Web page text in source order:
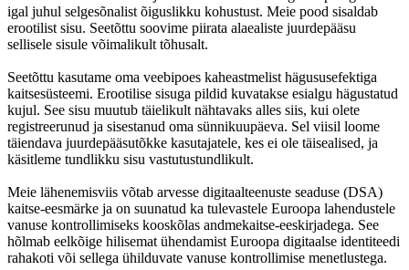
igal juhul selgesõnalist õiguslikku kohustust. Meie pood sisaldab
erootilist sisu. Seetõttu soovime piirata alaealiste juurdepääsu
sellisele sisule võimalikult tõhusalt.
Seetõttu kasutame oma veebipoes kaheastmelist hägususefektiga
kaitsesüsteemi. Erootilise sisuga pildid kuvatakse esialgu hägustatud
kujul. See sisu muutub täielikult nähtavaks alles siis, kui olete
registreerunud ja sisestanud oma sünnikuupäeva. Sel viisil loome
täiendava juurdepääsutõkke kasutajatele, kes ei ole täisealised, ja
käsitleme tundlikku sisu vastutustundlikult.
Meie lähenemisviis võtab arvesse digitaalteenuste seaduse (DSA)
kaitse-eesmärke ja on suunatud ka tulevastele Euroopa lahendustele
vanuse kontrollimiseks kooskõlas andmekaitse-eeskirjadega. See
hõlmab eelkõige hilisemat ühendamist Euroopa digitaalse identiteedi
rahakoti või sellega ühilduvate vanuse kontrollimise menetlustega.